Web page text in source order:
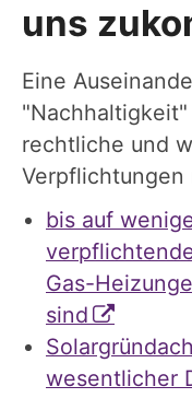
uns
Eine
rechtliche und
Verpflichtungen
bis auf
Gas-
sind
wesentlicher